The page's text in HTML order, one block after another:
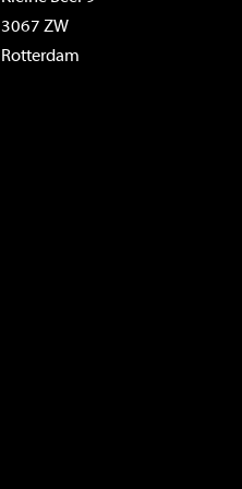
3067 ZW
Rotterdam